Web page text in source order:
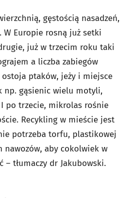
gęstością nasadzeń,
Europie rosną już setki
już w trzecim roku taki
a liczba zabiegów
ptaków, jeży i miejsce
np. gąsienic wielu motyli,
po trzecie, mikrolas rośnie
Recykling w mieście jest
potrzeba torfu, plastikowej
nawozów, aby cokolwiek w
– tłumaczy dr Jakubowski.